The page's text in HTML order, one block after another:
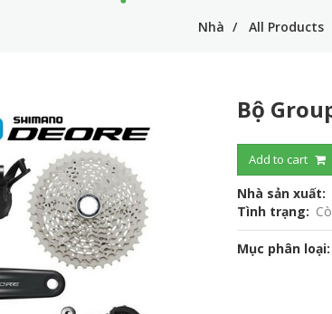
i
g
a
t
i
o
Nhà All Products
Bộ
Add to cart
Nhà sản xuất
Tình trạng
Mục phân loại